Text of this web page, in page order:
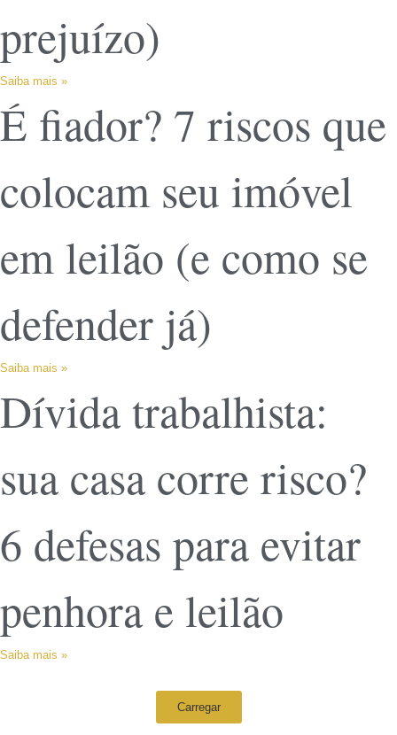
prejuízo)
Saiba mais »
É fiador? 7 riscos que
colocam seu imóvel
em leilão (e como se
defender já)
Saiba mais »
Dívida trabalhista:
sua casa corre risco?
6 defesas para evitar
penhora e leilão
Saiba mais »
Carregar